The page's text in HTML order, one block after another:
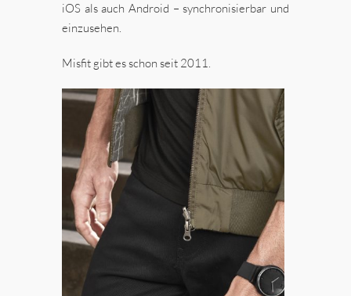
iOS als auch Android – synchronisierbar und
einzusehen.
Misfit gibt es schon seit 2011.